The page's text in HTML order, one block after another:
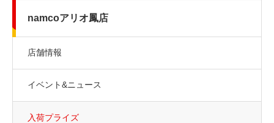
namcoアリオ鳳店
店舗情報
イベント&ニュース
入荷プライズ